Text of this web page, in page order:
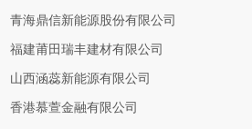
青海鼎信新能源股份有限公司
福建莆田瑞丰建材有限公司
山西涵蕊新能源有限公司
香港慕萱金融有限公司